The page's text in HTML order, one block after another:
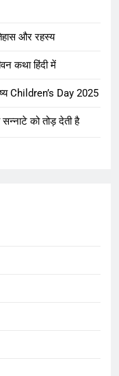
और रहस्य
कथा हिंदी में
Children’s Day 2025
को तोड़ देती है